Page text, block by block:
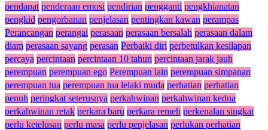
pendapat penderaan emosi pendirian pengganti pengkhianatan
pengkid pengorbanan penjelasan pentingkan kawan perampas
Perancangan perangai perasaan perasaan bersalah perasaan dalam
diam perasaan sayang perasan Perbaiki diri perbetulkan kesilapan
percaya percintaan percintaan 10 tahun percintaan jarak jauh
perempuan perempuan ego Perempuan lain perempuan simpanan
perempuan tua perempuan tua lelaki muda perhatian perhatian
penuh peringkat seterusnya perkahwinan perkahwinan kedua
perkahwinan retak perkara baru perkara remeh perkenalan singkat
perlu ketelusan perlu masa perlu penjelasan perlukan perhatian